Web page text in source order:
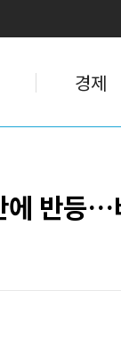
경제
에 반등…